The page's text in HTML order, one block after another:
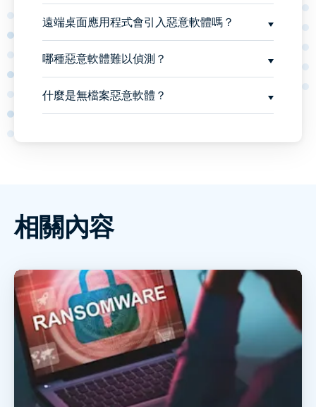
遠端桌面應用程式會引入惡意軟體嗎？
哪種惡意軟體難以偵測？
什麼是無檔案惡意軟體？
相關內容